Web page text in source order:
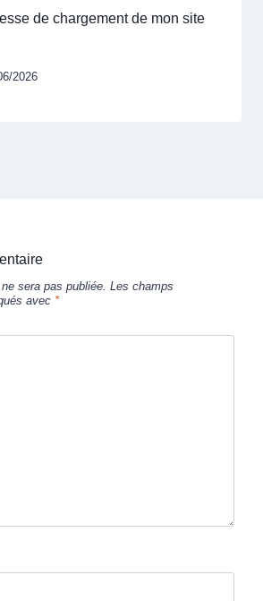
de chargement de mon site
2026
sera pas publiée. Les champs
avec *